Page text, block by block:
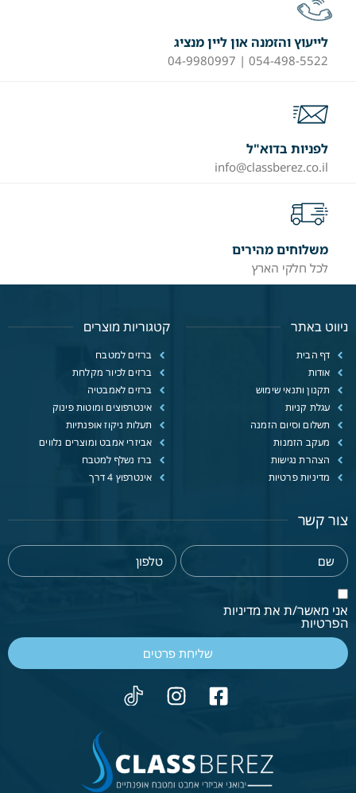
לייעוץ והזמנה און ליין מנציג
054-498-5522 | 04-9980997
לפניות בדוא"ל
info@classberez.co.il
משלוחים מהירים
לכל חלקי הארץ
ניווט באתר
דף הבית
אודות
תקנון ותנאי שימוש
עגלת קניות
תשלום וסיום הזמנה
מעקב הזמנות
הצהרת נגישות
מדיניות פרטיות
קטגוריות מוצרים
ברזים למטבח
ברזים לכיור מקלחת
ברזים לאמבטיה
אינטרפוצים ומוטות פינוק
תעלות ניקוז אופנתיות
אביזרי אמבט ומוצרים נלווים
ברז נשלף למטבח
אינטרפוץ 4 דרך
צור קשר
אני מאשר/ת את מדיניות
הפרטיות
שליחת פרטים